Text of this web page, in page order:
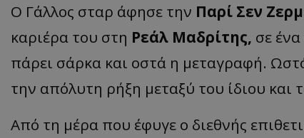
Ο Γάλλος σταρ άφησε την Παρί Σεν
καριέρα του στη Ρεάλ Μαδρίτης, σε
πάρει σάρκα και οστά η μεταγραφή.
την απόλυτη ρήξη μεταξύ του ίδιου και
Από τη μέρα που έφυγε ο διεθνής